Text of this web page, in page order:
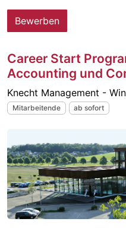
Bewerben
Career Start
Accounting und
Knecht Management -
Mitarbeitende ab sofort